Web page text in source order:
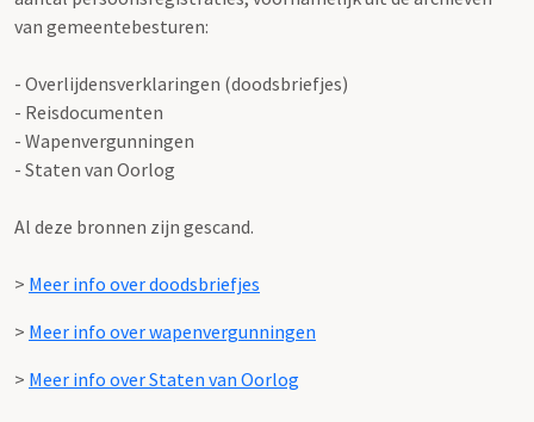
van gemeentebesturen:
- Overlijdensverklaringen (doodsbriefjes)
- Reisdocumenten
- Wapenvergunningen
- Staten van Oorlog
Al deze bronnen zijn gescand.
> Meer info over doodsbriefjes
> Meer info over wapenvergunningen
> Meer info over Staten van Oorlog